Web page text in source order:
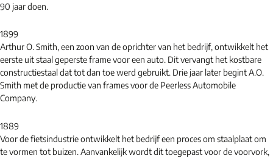
90 jaar doen.
1899
Arthur O. Smith, een zoon van de oprichter van het bedrijf, ontwikkelt het
eerste uit staal geperste frame voor een auto. Dit vervangt het kostbare
constructiestaal dat tot dan toe werd gebruikt. Drie jaar later begint A.O.
Smith met de productie van frames voor de Peerless Automobile
Company.
1889
Voor de fietsindustrie ontwikkelt het bedrijf een proces om staalplaat om
te vormen tot buizen. Aanvankelijk wordt dit toegepast voor de voorvork,